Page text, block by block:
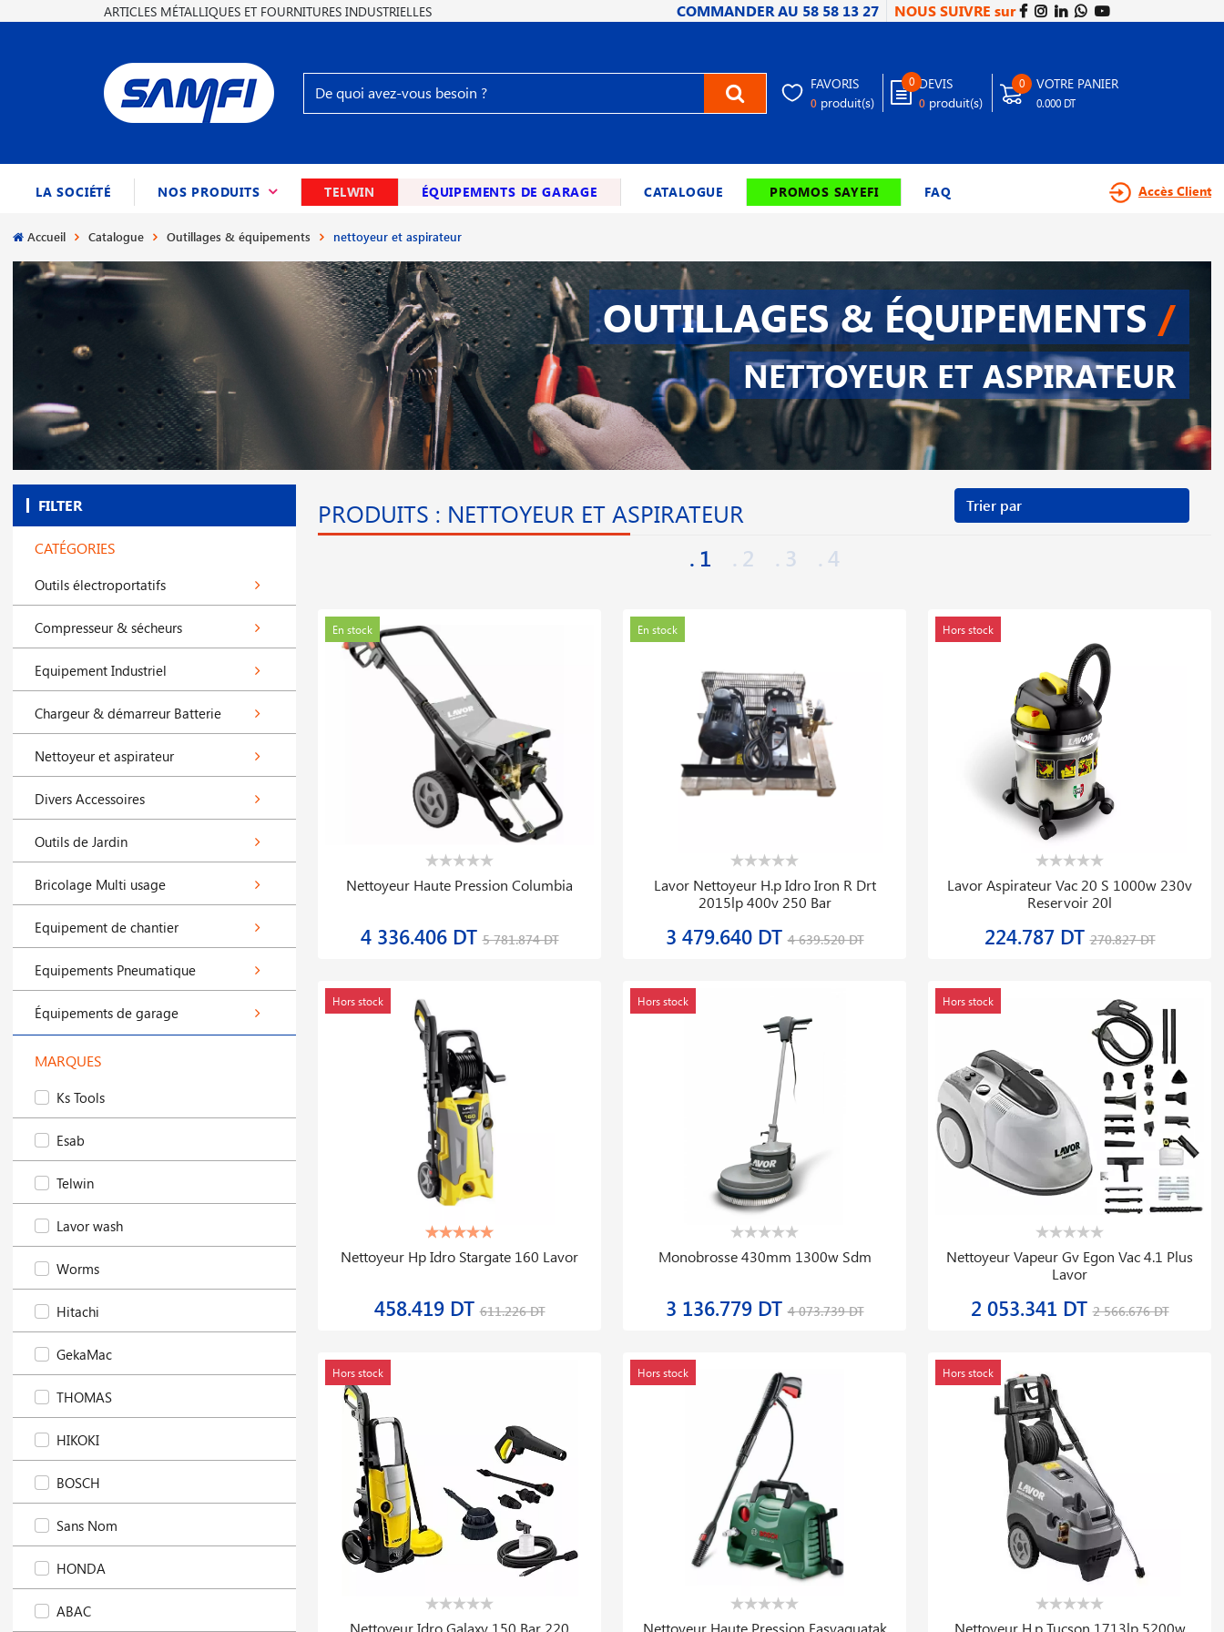
ARTICLES MÉTALLIQUES ET FOURNITURES INDUSTRIELLES COMMANDER AU 58 58 13 27 NOUS SUIVRE sur
FAVORIS
0 produit(s)
0 DEVIS
0 produit(s)
0 VOTRE PANIER
0.000 DT
LA SOCIÉTÉ NOS PRODUITS (CURRENT)TELWIN ÉQUIPEMENTS DE GARAGE CATALOGUE PROMOS SAYEFI FAQ Accès Client
Accueil Catalogue Outillages & équipements nettoyeur et aspirateur
OUTILLAGES & ÉQUIPEMENTS /
NETTOYEUR ET ASPIRATEUR
FILTER
CATÉGORIES
Outils électroportatifs
Compresseur & sécheurs
Equipement Industriel
Chargeur & démarreur Batterie
Nettoyeur et aspirateur
Divers Accessoires
Outils de Jardin
Bricolage Multi usage
Equipement de chantier
Equipements Pneumatique
Équipements de garage
MARQUES
Ks Tools
Esab
Telwin
Lavor wash
Worms
Hitachi
GekaMac
THOMAS
HIKOKI
BOSCH
Sans Nom
HONDA
ABAC
PRODUITS : NETTOYEUR ET ASPIRATEUR
1 2 3 4
En stock
Nettoyeur Haute Pression Columbia
4 336.406 DT5 781.874 DT
En stock
Lavor Nettoyeur H.p Idro Iron R Drt
2015lp 400v 250 Bar
3 479.640 DT4 639.520 DT
Hors stock
Lavor Aspirateur Vac 20 S 1000w 230v
Reservoir 20l
224.787 DT270.827 DT
Hors stock
Nettoyeur Hp Idro Stargate 160 Lavor
458.419 DT611.226 DT
Hors stock
Monobrosse 430mm 1300w Sdm
3 136.779 DT4 073.739 DT
Hors stock
Nettoyeur Vapeur Gv Egon Vac 4.1 Plus
Lavor
2 053.341 DT2 566.676 DT
Hors stock
Nettoyeur Idro Galaxy 150 Bar 220
Hors stock
Nettoyeur Haute Pression Easyaquatak
Hors stock
Nettoyeur H.p Tucson 1713lp 5200w